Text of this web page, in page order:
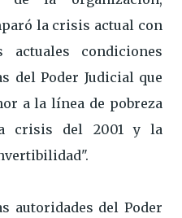
la crisis actual con
condiciones
del Poder Judicial que
a la línea de pobreza
crisis del 2001 y la
autoridades del Poder